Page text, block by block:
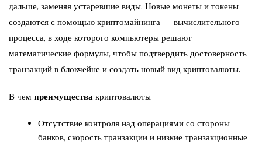
дальше, заменяя устаревшие виды. Новые монеты и токены
создаются с помощью криптомайнинга ― вычислительного
процесса, в ходе которого компьютеры решают
математические формулы, чтобы подтвердить достоверность
транзакций в блокчейне и создать новый вид криптовалюты.
В чем преимущества криптовалюты
Отсутствие контроля над операциями со стороны
банков, скорость транзакции и низкие транзакционные